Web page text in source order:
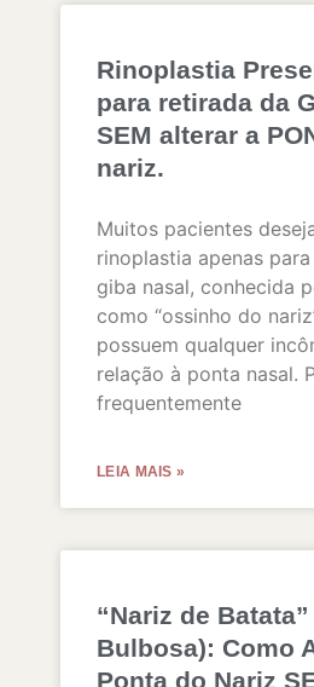
Rinoplastia
para retirada da
SEM alterar a
nariz.
Muitos pacientes
rinoplastia apenas
giba nasal, conhecida
como “ossinho do
possuem qualquer
relação à ponta nasal.
frequentemente
LEIA MAIS »
“Nariz de
Bulbosa): Como
Ponta do Nariz